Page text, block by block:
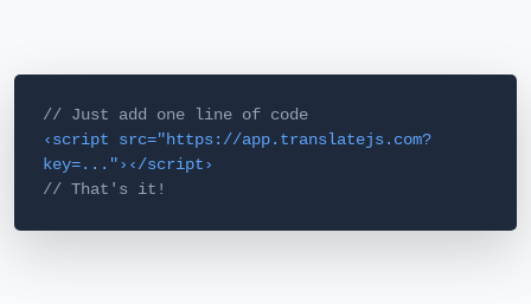
// Just add one line of code
‹script src="https://app.translatejs.com?
key=..."›‹/script›
// That's it!